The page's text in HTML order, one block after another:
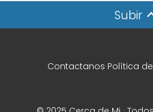
Subir
Contactanos Política